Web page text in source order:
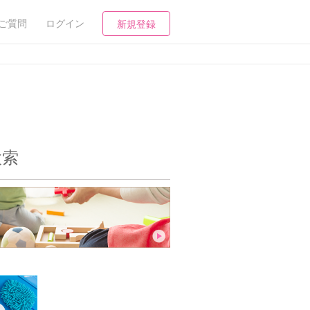
質問 ログイン 新規登録